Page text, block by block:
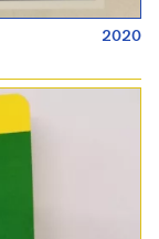
2020